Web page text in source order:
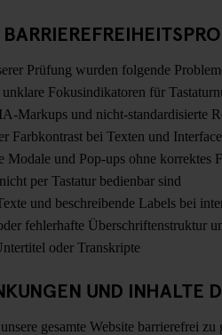
Prüfung wurden folgende
unklare Fokusindikatoren für
Markups und nicht-standardisierte
Farbkontrast bei Texten und
Modale und Pop-ups ohne korrektes
per Tastatur bedienbar sind
und beschreibende Labels bei
fehlerhafte Überschriftenstruktur
oder Transkripte
UND INHALTE
gesamte Website barrierefrei